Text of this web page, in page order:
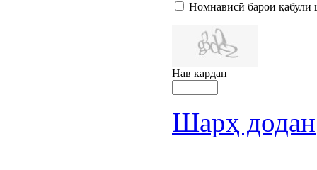
Номнависӣ барои қабули
Нав кардан
Шарҳ додан